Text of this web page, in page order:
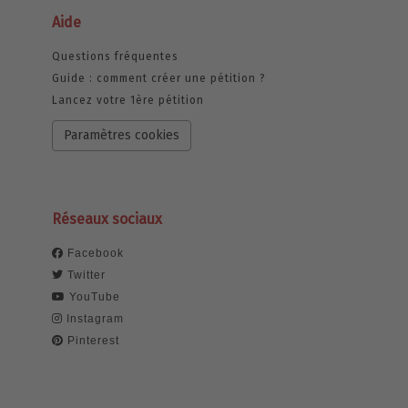
Aide
Questions fréquentes
Guide : comment créer une pétition ?
Lancez votre 1ère pétition
Paramètres cookies
Réseaux sociaux
Facebook
Twitter
YouTube
Instagram
Pinterest